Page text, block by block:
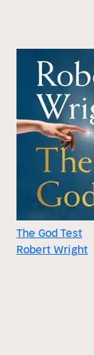
The God Test
Robert Wright